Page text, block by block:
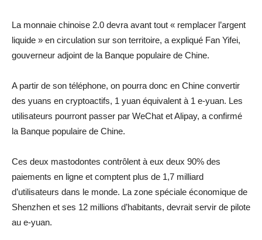
La monnaie chinoise 2.0 devra avant tout « remplacer l’argent
liquide » en circulation sur son territoire, a expliqué Fan Yifei,
gouverneur adjoint de la Banque populaire de Chine.
A partir de son téléphone, on pourra donc en Chine convertir
des yuans en cryptoactifs, 1 yuan équivalent à 1 e-yuan. Les
utilisateurs pourront passer par WeChat et Alipay, a confirmé
la Banque populaire de Chine.
Ces deux mastodontes contrôlent à eux deux 90% des
paiements en ligne et comptent plus de 1,7 milliard
d’utilisateurs dans le monde. La zone spéciale économique de
Shenzhen et ses 12 millions d’habitants, devrait servir de pilote
au e-yuan.